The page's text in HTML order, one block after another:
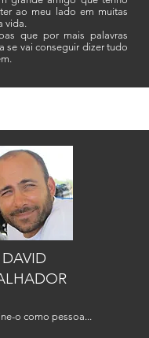
ao meu lado em muitas
vida.
que por mais palavras
se vai conseguir dizer tudo
DAVID
o como pessoa...